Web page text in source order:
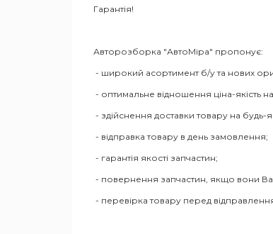
Гарантія!
Авторозборка "АвтоМіра" пропонує:
- широкий асортимент б/у та нових
- оптимальне відношення ціна-якість
- здійснення доставки товару на
- відправка товару в день замовлення;
- гарантія якості запчастин;
- повернення запчастин, якщо вони
- перевірка товару перед